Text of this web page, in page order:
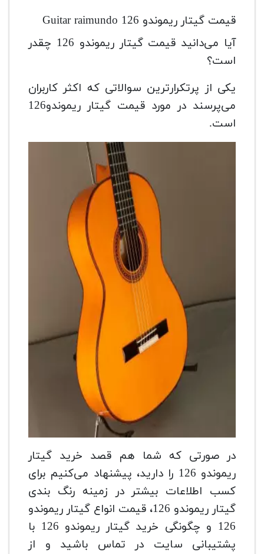
قیمت گیتار ریموندو Guitar raimundo 126
آیا می‌دانید قیمت گیتار ریموندو 126 چقدر
است؟
یکی از پرتکرارترین سوالاتی که اکثر کاربران
می‌پرسند در مورد قیمت گیتار ریموندو126
است.
در صورتی که شما هم قصد خرید گیتار
ریموندو 126 را دارید، پیشنهاد می‌کنیم برای
کسب اطلاعات بیشتر در زمینه رنگ بندی
گیتار ریموندو 126، قیمت انواع گیتار ریموندو
126 و چگونگی خرید گیتار ریموندو 126 با
پشتیبانی سایت در تماس باشید و از